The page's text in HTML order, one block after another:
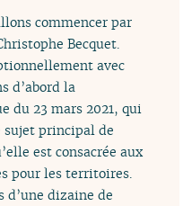
commencer par
Becquet.
avec
d’abord la
du 23 mars 2021, qui
sujet principal de
est consacrée aux
pour les territoires.
d’une dizaine de